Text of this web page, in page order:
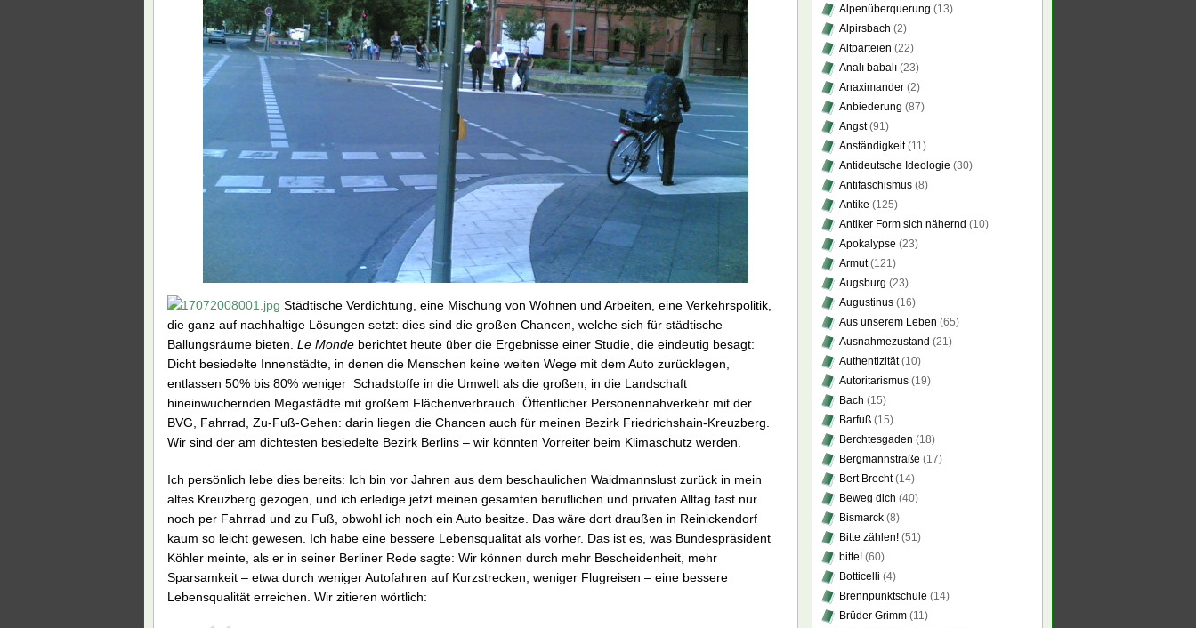
Städtische Verdichtung, eine Mischung von Wohnen und Arbeiten, eine Verkehrspolitik,
die ganz auf nachhaltige Lösungen setzt: dies sind die großen Chancen, welche sich für städtische
Ballungsräume bieten. Le Monde berichtet heute über die Ergebnisse einer Studie, die eindeutig besagt:
Dicht besiedelte Innenstädte, in denen die Menschen keine weiten Wege mit dem Auto zurücklegen,
entlassen 50% bis 80% weniger Schadstoffe in die Umwelt als die großen, in die Landschaft
hineinwuchernden Megastädte mit großem Flächenverbrauch. Öffentlicher Personennahverkehr mit der
BVG, Fahrrad, Zu-Fuß-Gehen: darin liegen die Chancen auch für meinen Bezirk Friedrichshain-Kreuzberg.
Wir sind der am dichtesten besiedelte Bezirk Berlins – wir könnten Vorreiter beim Klimaschutz werden.
Ich persönlich lebe dies bereits: Ich bin vor Jahren aus dem beschaulichen Waidmannslust zurück in mein
altes Kreuzberg gezogen, und ich erledige jetzt meinen gesamten beruflichen und privaten Alltag fast nur
noch per Fahrrad und zu Fuß, obwohl ich noch ein Auto besitze. Das wäre dort draußen in Reinickendorf
kaum so leicht gewesen. Ich habe eine bessere Lebensqualität als vorher. Das ist es, was Bundespräsident
Köhler meinte, als er in seiner Berliner Rede sagte: Wir können durch mehr Bescheidenheit, mehr
Sparsamkeit – etwa durch weniger Autofahren auf Kurzstrecken, weniger Flugreisen – eine bessere
Lebensqualität erreichen. Wir zitieren wörtlich:
Alpenüberquerung (13)
Alpirsbach (2)
Altparteien (22)
Analı babalı (23)
Anaximander (2)
Anbiederung (87)
Angst(91)
Anständigkeit(11)
Antideutsche Ideologie (30)
Antifaschismus (8)
Antike (125)
Antiker Form sich nähernd (10)
Apokalypse (23)
Armut(121)
Augsburg (23)
Augustinus (16)
Aus unserem Leben (65)
Ausnahmezustand (21)
Authentizität(10)
Autoritarismus (19)
Bach (15)
Barfuß (15)
Berchtesgaden (18)
Bergmannstraße (17)
Bert Brecht(14)
Beweg dich (40)
Bismarck (8)
Bitte zählen! (51)
bitte! (60)
Botticelli (4)
Brennpunktschule (14)
Brüder Grimm (11)